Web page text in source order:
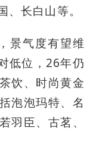
长白山等。
景气度有望维
低位，26年仍
饮、时尚黄金
泡泡玛特、名
羽臣、古茗、